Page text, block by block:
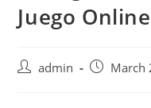
Juego
admin March